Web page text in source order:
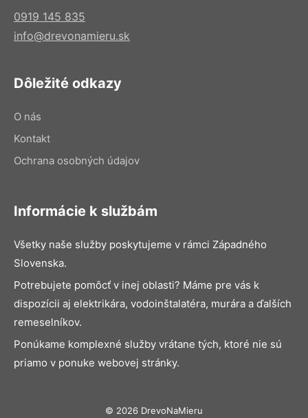
0919 145 835
info@drevonamieru.sk
Dôležité odkazy
O nás
Kontakt
Ochrana osobných údajov
Informácie k službám
Všetky naše služby poskytujeme v rámci Západného
Slovenska.
Potrebujete pomôcť v inej oblasti? Máme pre vás k
dispozícii aj elektrikára, vodoinštalatéra, murára a ďalších
remeselníkov.
Ponúkame komplexné služby vrátane tých, ktoré nie sú
priamo v ponuke webovej stránky.
© 2026 DrevoNaMieru